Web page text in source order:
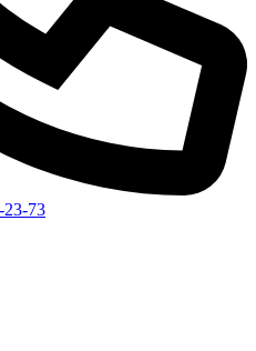
23-73